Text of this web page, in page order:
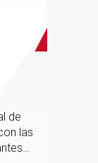
de
las